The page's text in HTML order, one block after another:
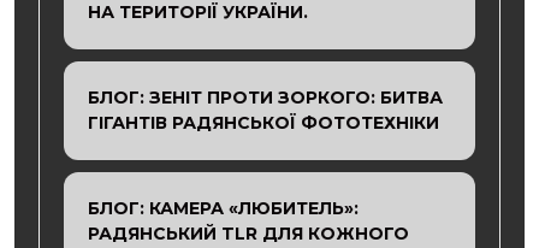
НА ТЕРИТОРІЇ УКРАЇНИ.
БЛОГ: ЗЕНІТ ПРОТИ ЗОРКОГО: БИТВА
ГІГАНТІВ РАДЯНСЬКОЇ ФОТОТЕХНІКИ
БЛОГ: КАМЕРА «ЛЮБИТЕЛЬ»:
РАДЯНСЬКИЙ TLR ДЛЯ КОЖНОГО